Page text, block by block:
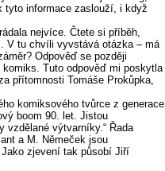
informace zaslouží, i když
nejvíce. Čtete si příběh,
V tu chvíli vyvstává otázka – má
Odpověď se později
Tuto odpověď mi poskytla
přítomnosti Tomáše Prokůpka,
komiksového tvůrce z generace
boom 90. let. Jistou
vzdělané výtvarníky.“ Řada
a M. Němeček jsou
zjevení tak působí Jiří